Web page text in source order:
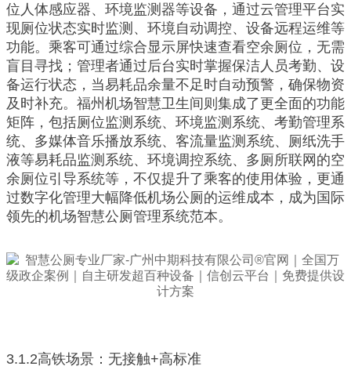
位人体感应器、环境监测器等设备，通过云管理平台实
现厕位状态实时监测、环境自动调控、设备远程运维等
功能。乘客可通过综合显示屏快速查看空余厕位，无需
盲目寻找；管理者通过后台实时掌握保洁人员考勤、设
备运行状态，当易耗品余量不足时自动预警，确保物资
及时补充。福州机场智慧卫生间则集成了更全面的功能
矩阵，包括厕位监测系统、环境监测系统、考勤管理系
统、多媒体音乐播放系统、客流量监测系统、厕纸洗手
液等易耗品监测系统、环境调控系统、多厕所联网的空
余厕位引导系统等，不仅提升了乘客的使用体验，更通
过数字化管理大幅降低机场公厕的运维成本，成为国际
领先的机场智慧公厕管理系统范本。
3.1.2高铁场景：无接触+高标准